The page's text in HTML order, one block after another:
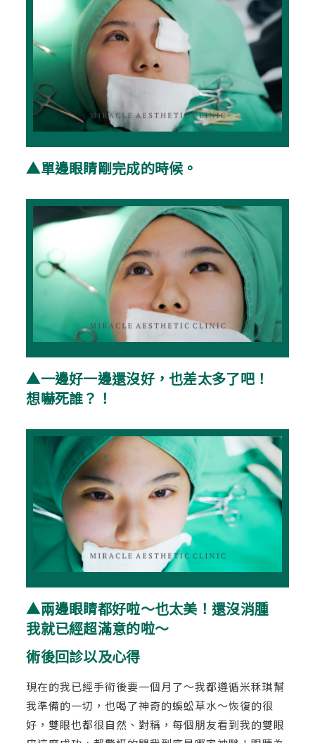
▲單邊眼睛剛完成的時候。
▲一邊好一邊還沒好，也差太多了吧！
想嚇死誰？！
▲兩邊眼睛都好啦～也太美！還沒消腫
我就已經超滿意的啦～
術後回診以及心得
現在的我已經手術後要一個月了～我都遵循米秝琪幫
我準備的一切，也喝了神奇的蜈蚣草水～恢復的很
好，雙眼也都很自然、對稱，每個朋友看到我的雙眼